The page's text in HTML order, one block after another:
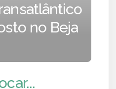
no Beja